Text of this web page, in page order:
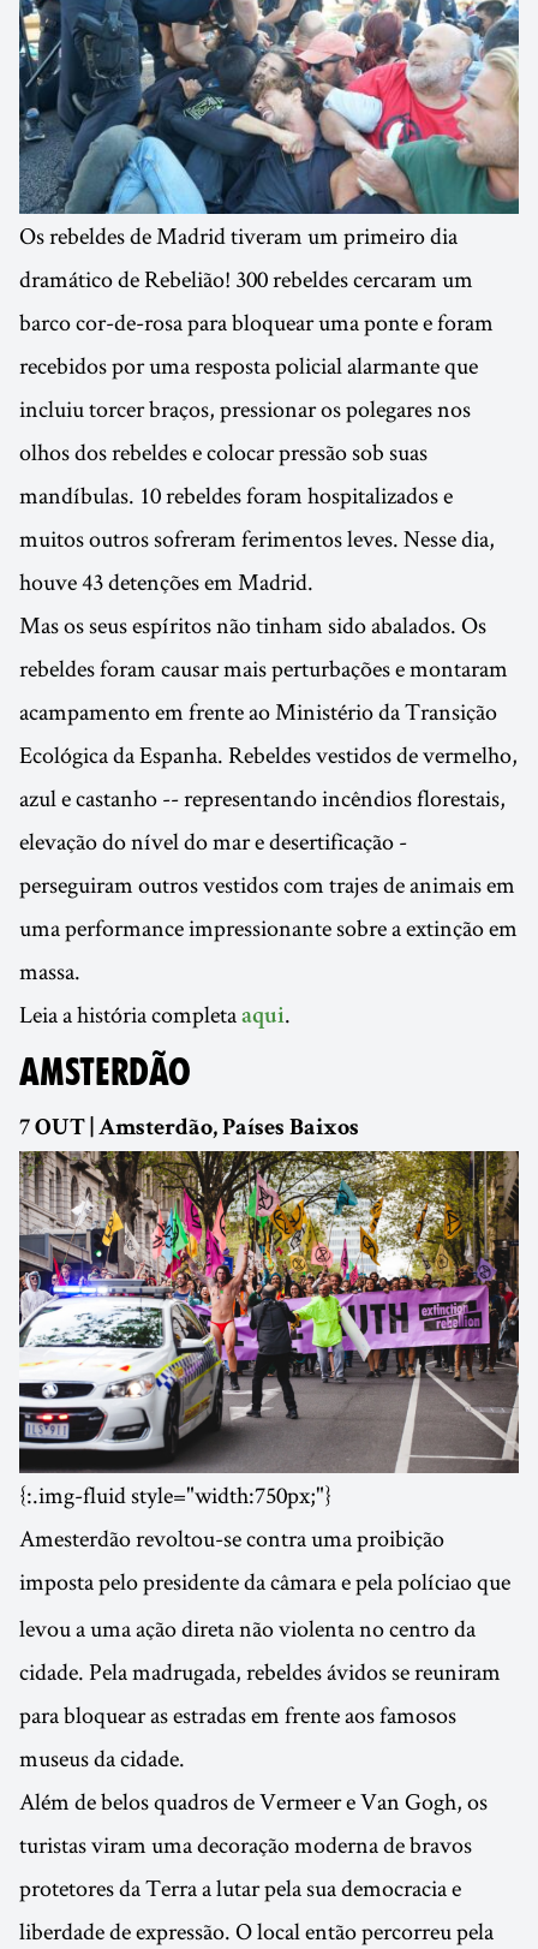
Os rebeldes de Madrid tiveram um primeiro dia
dramático de Rebelião! 300 rebeldes cercaram um
barco cor-de-rosa para bloquear uma ponte e foram
recebidos por uma resposta policial alarmante que
incluiu torcer braços, pressionar os polegares nos
olhos dos rebeldes e colocar pressão sob suas
mandíbulas. 10 rebeldes foram hospitalizados e
muitos outros sofreram ferimentos leves. Nesse dia,
houve 43 detenções em Madrid.
Mas os seus espíritos não tinham sido abalados. Os
rebeldes foram causar mais perturbações e montaram
acampamento em frente ao Ministério da Transição
Ecológica da Espanha. Rebeldes vestidos de vermelho,
azul e castanho -- representando incêndios florestais,
elevação do nível do mar e desertificação -
perseguiram outros vestidos com trajes de animais em
uma performance impressionante sobre a extinção em
massa.
Leia a história completa aqui.
AMSTERDÃO
7 OUT | Amsterdão, Países Baixos
{:.img-fluid style="width:750px;"}
Amesterdão revoltou-se contra uma proibição
imposta pelo presidente da câmara e pela políciao que
levou a uma ação direta não violenta no centro da
cidade. Pela madrugada, rebeldes ávidos se reuniram
para bloquear as estradas em frente aos famosos
museus da cidade.
Além de belos quadros de Vermeer e Van Gogh, os
turistas viram uma decoração moderna de bravos
protetores da Terra a lutar pela sua democracia e
liberdade de expressão. O local então percorreu pela